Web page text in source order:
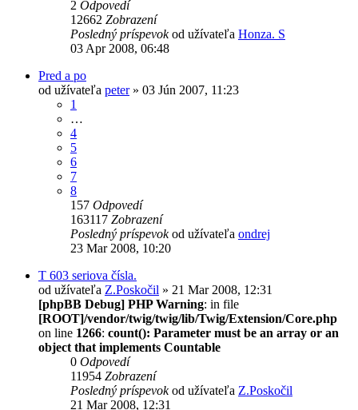
2 Odpovedí
12662 Zobrazení
Posledný príspevokod užívateľa Honza. S
03 Apr 2008, 06:48
Pred a po
od užívateľa peter» 03 Jún 2007, 11:23
1
…
4
5
6
7
8
157 Odpovedí
163117 Zobrazení
Posledný príspevokod užívateľa ondrej
23 Mar 2008, 10:20
T 603 seriova čísla.
od užívateľa Z.Poskočil » 21 Mar 2008, 12:31
[phpBB Debug] PHP Warning: in file
[ROOT]/vendor/twig/twig/lib/Twig/Extension/Core.php
on line 1266: count(): Parameter must be an array or an
object that implements Countable
0 Odpovedí
11954 Zobrazení
Posledný príspevokod užívateľa Z.Poskočil
21 Mar 2008, 12:31